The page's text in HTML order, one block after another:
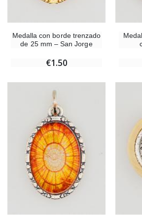
Medalla con borde trenzado
de 25 mm – San Jorge
€1.50